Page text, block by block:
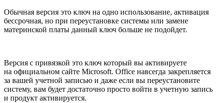
Обычная версия это ключ на одно использование, активация
бессрочная, но при переустановке системы или замене
материнской платы данный ключ больше не подойдет.
Версия с привязкой это ключ который вы активируете
на официальном сайте Microsoft. Office навсегда закрепляется
за вашей учетной записью и даже если вы переустановите
систему, вам будет достаточно просто войти в учетную запись
и продукт активируется.